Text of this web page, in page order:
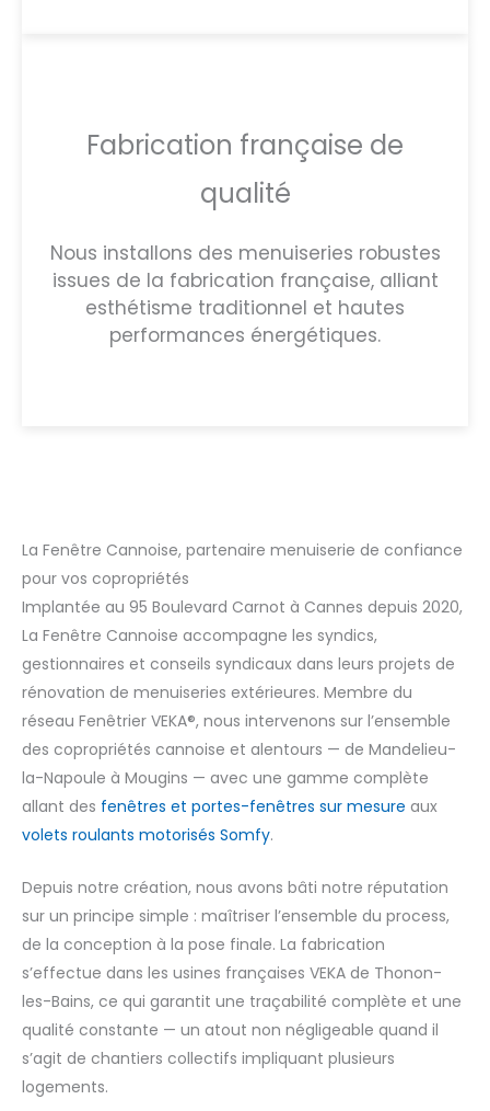
Fabrication française de
qualité
Nous installons des menuiseries robustes
issues de la fabrication française, alliant
esthétisme traditionnel et hautes
performances énergétiques.
La Fenêtre Cannoise, partenaire menuiserie de confiance
pour vos copropriétés
Implantée au 95 Boulevard Carnot à Cannes depuis 2020,
La Fenêtre Cannoise accompagne les syndics,
gestionnaires et conseils syndicaux dans leurs projets de
rénovation de menuiseries extérieures. Membre du
réseau Fenêtrier VEKA®, nous intervenons sur l’ensemble
des copropriétés cannoise et alentours — de Mandelieu-
la-Napoule à Mougins — avec une gamme complète
allant des fenêtres et portes-fenêtres sur mesure aux
volets roulants motorisés Somfy.
Depuis notre création, nous avons bâti notre réputation
sur un principe simple : maîtriser l’ensemble du process,
de la conception à la pose finale. La fabrication
s’effectue dans les usines françaises VEKA de Thonon-
les-Bains, ce qui garantit une traçabilité complète et une
qualité constante — un atout non négligeable quand il
s’agit de chantiers collectifs impliquant plusieurs
logements.